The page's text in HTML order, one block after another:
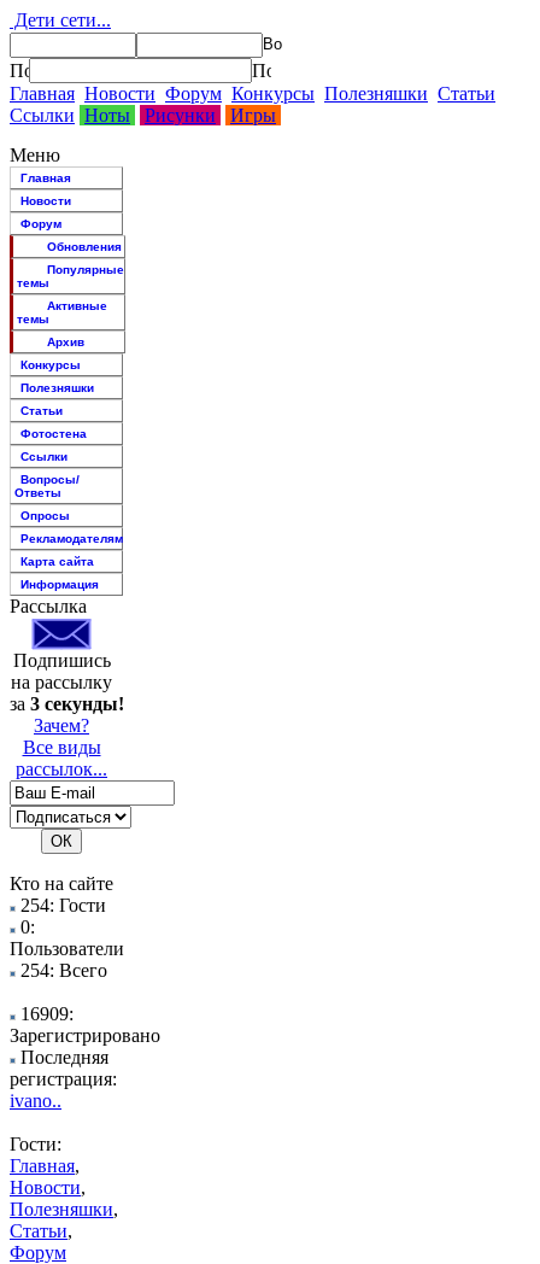
Дети сети...
Главная Новости Форум Конкурсы Полезняшки Статьи
Ссылки Ноты Рисунки
Игры
Меню
Главная
Новости
Форум
Обновления
Популярные
темы
Активные
темы
Архив
Конкурсы
Полезняшки
Статьи
Фотостена
Ссылки
Вопросы/
Ответы
Опросы
Рекламодателям
Карта сайта
Информация
Рассылка
Подпишись
на рассылку
за 3 секунды!
Зачем?
Все виды
рассылок...
Кто на сайте
254: Гости
0:
Пользователи
254: Всего
16909:
Зарегистрировано
Последняя
регистрация:
ivano..
Гости:
Главная,
Новости,
Полезняшки,
Статьи,
Форум